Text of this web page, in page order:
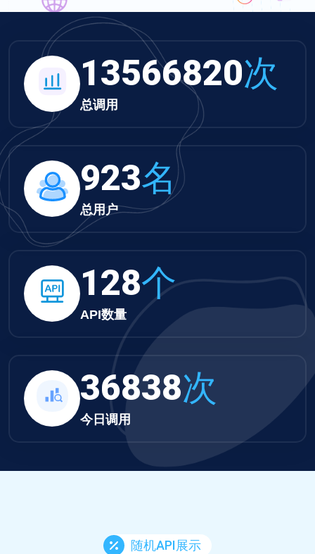
14034641次
总调用
955名
总用户
132个
API数量
38108次
今日调用
随机API展示